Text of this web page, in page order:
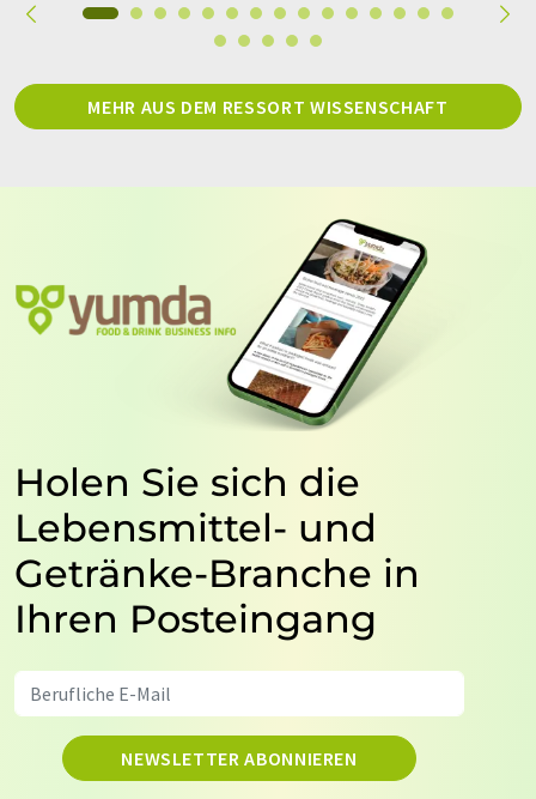
MEHR AUS DEM RESSORT WISSENSCHAFT
Holen Sie sich die
Lebensmittel- und
Getränke-Branche in
Ihren Posteingang
NEWSLETTER ABONNIEREN